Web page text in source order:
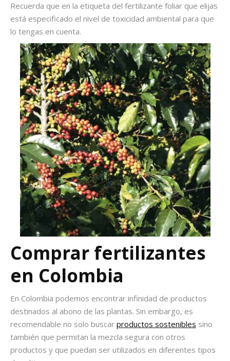
Recuerda que en la etiqueta del fertilizante foliar que elijas
está especificado el nivel de toxicidad ambiental para que
lo tengas en cuenta.
Comprar fertilizantes
en Colombia
En Colombia podemos encontrar infinidad de productos
destinados al abono de las plantas. Sin embargo, es
recomendable no solo buscar productos sostenibles sino
también que permitan la mezcla segura con otros
productos y que puedan ser utilizados en diferentes tipos